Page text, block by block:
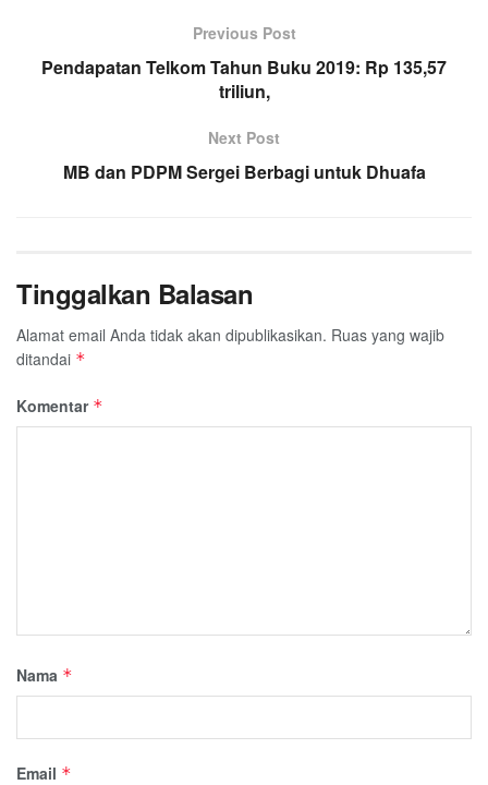
Previous Post
Pendapatan Telkom Tahun Buku 2019: Rp 135,57
triliun,
Next Post
MB dan PDPM Sergei Berbagi untuk Dhuafa
Tinggalkan Balasan
Alamat email Anda tidak akan dipublikasikan. Ruas yang wajib
ditandai *
Komentar *
Nama *
Email *